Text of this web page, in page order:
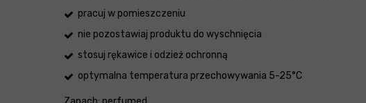
pracuj w pomieszczeniu
nie pozostawiaj produktu do wyschnięcia
stosuj rękawice i odzież ochronną
optymalna temperatura przechowywania 5-25°C